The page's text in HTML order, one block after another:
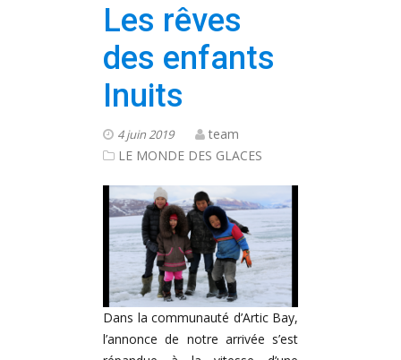
Les rêves
des enfants
Inuits
4 juin 2019
team
LE MONDE DES GLACES
Dans la communauté d’Artic Bay,
l’annonce de notre arrivée s’est